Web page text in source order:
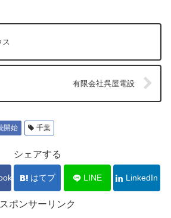
有限会社呉屋電設
開始 千葉
シェアする
はてブ LINE LinkedIn
スポンサーリンク